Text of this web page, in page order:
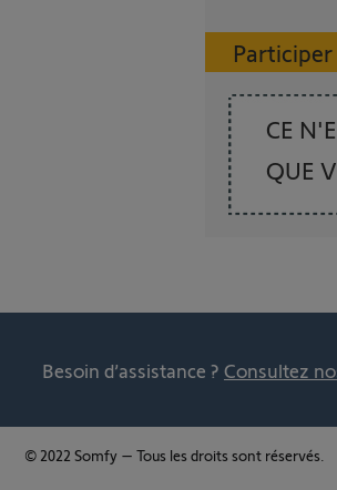
CE
QUE
Besoin d’assistance ? Consultez
© 2022 Somfy – Tous les droits sont réservés.